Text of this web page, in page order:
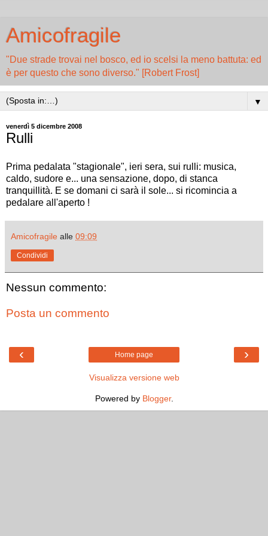
Amicofragile
"Due strade trovai nel bosco, ed io scelsi la meno battuta: ed
è per questo che sono diverso." [Robert Frost]
▼
venerdì 5 dicembre 2008
Rulli
Prima pedalata "stagionale", ieri sera, sui rulli: musica,
caldo, sudore e... una sensazione, dopo, di stanca
tranquillità. E se domani ci sarà il sole... si ricomincia a
pedalare all'aperto !
Amicofragile alle 09:09
Condividi
Nessun commento:
Posta un commento
‹ ›
Home page
Visualizza versione web
Powered by Blogger.